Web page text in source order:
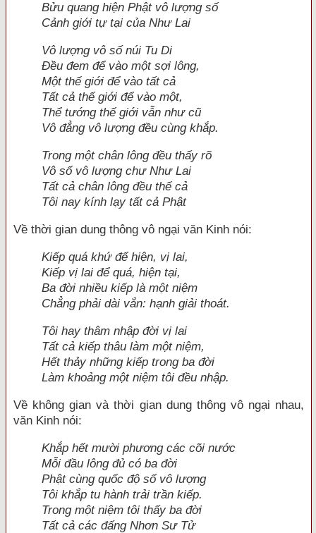
Bửu quang hiện Phật vô lượng số
Cảnh giới tự tại của Như Lai
Vô lượng vô số núi Tu Di
Ðều đem để vào một sợi lông,
Một thế giới để vào tất cả
Tất cả thế giới để vào một,
Thể tướng thế giới vẫn như cũ
Vô đẳng vô lượng đều cùng khắp.
Trong một chân lông đều thấy rõ
Vô số vô lượng chư Như Lai
Tất cả chân lông đều thế cả
Tôi nay kính lạy tất cả Phật
Về thời gian dung thông vô ngại văn Kinh nói:
Kiếp quá khứ để hiện, vị lai,
Kiếp vị lai để quá, hiện tại,
Ba đời nhiều kiếp là một niệm
Chẳng phải dài vắn: hạnh giải thoát.
Tôi hay thâm nhập đời vị lai
Tất cả kiếp thâu làm một niệm,
Hết thảy những kiếp trong ba đời
Làm khoảng một niệm tôi đều nhập.
Về không gian và thời gian dung thông vô ngại nhau,
văn Kinh nói:
Khắp hết mười phương các cõi nước
Mỗi đầu lông đủ có ba đời
Phật cùng quốc độ số vô lượng
Tôi khắp tu hành trải trần kiếp.
Trong một niệm tôi thấy ba đời
Tất cả các đấng Nhơn Sư Tử